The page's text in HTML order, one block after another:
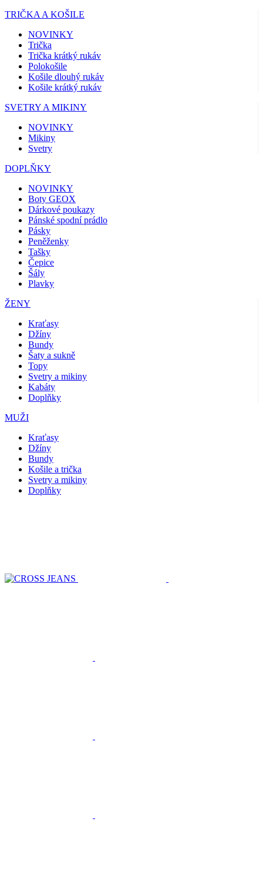
TRIČKA A KOŠILE
NOVINKY
Trička
Trička krátký rukáv
Polokošile
Košile dlouhý rukáv
Košile krátký rukáv
SVETRY A MIKINY
NOVINKY
Mikiny
Svetry
DOPLŇKY
NOVINKY
Boty GEOX
Dárkové poukazy
Pánské spodní prádlo
Pásky
Peněženky
Tašky
Čepice
Šály
Plavky
ŽENY
Kraťasy
Džíny
Bundy
Šaty a sukně
Topy
Svetry a mikiny
Kabáty
Doplňky
MUŽI
Kraťasy
Džíny
Bundy
Košile a trička
Svetry a mikiny
Doplňky